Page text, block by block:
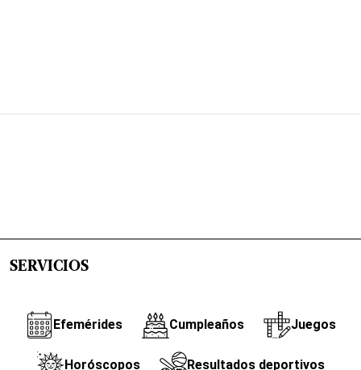
SERVICIOS
Efemérides Cumpleaños Juegos
Horóscopos Resultados deportivos